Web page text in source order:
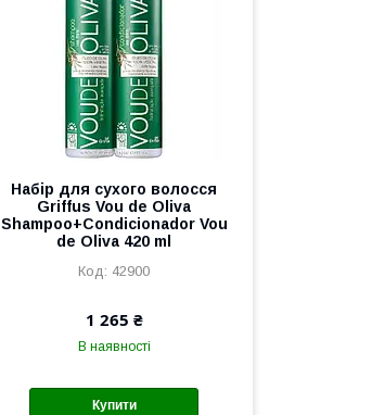
Набір для сухого волосся
Griffus Vou de Oliva
Shampoo+Condicionador Vou
de Oliva 420 ml
42900
1 265 ₴
В наявності
Купити